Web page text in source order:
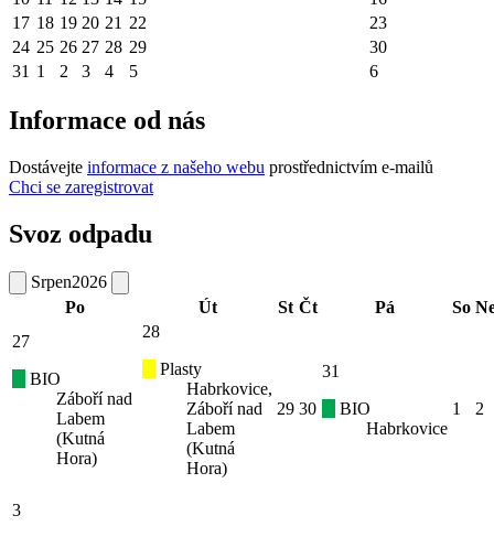
17 18 19 20 21 22
23
24 25 26 27 28 29
30
31 1 2 3 4 5 6
Informace od nás
Dostávejte informace z našeho webu prostřednictvím e-mailů
Chci se zaregistrovat
Svoz odpadu
Srpen2026
Po
Út St Čt Pá So
27
BIO
Záboří nad
Labem
(Kutná
Hora)
28
Plasty
Habrkovice,
Záboří nad
Labem
(Kutná
Hora)
29 30
31
BIO
Habrkovice
1 2
3